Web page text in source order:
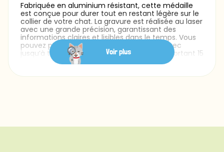
Fabriquée en aluminium résistant, cette médaille
est conçue pour durer tout en restant légère sur le
collier de votre chat. La gravure est réalisée au laser
avec une grande précision, garantissant des
informations claires et lisibles dans le temps. Vous
pouvez personnaliser le recto et le verso avec
jusqu’à trois lignes de texte, chacune comportant 15
caractères maximum. Plusieurs styles de police
de votre chat — sobre, élégante ou plus ludique.
une attache facile et sécurisée au collier de votre
Voir plus